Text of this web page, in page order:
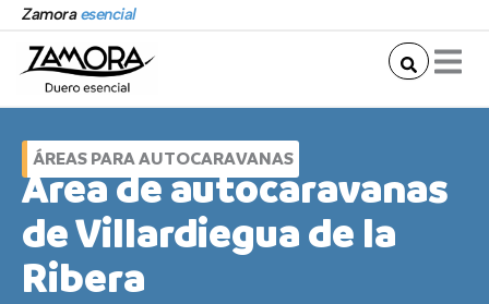
contenido
Zamoraesencial
ÁREAS PARA AUTOCARAVANAS
Área de autocaravanas
de Villardiegua de la
Ribera